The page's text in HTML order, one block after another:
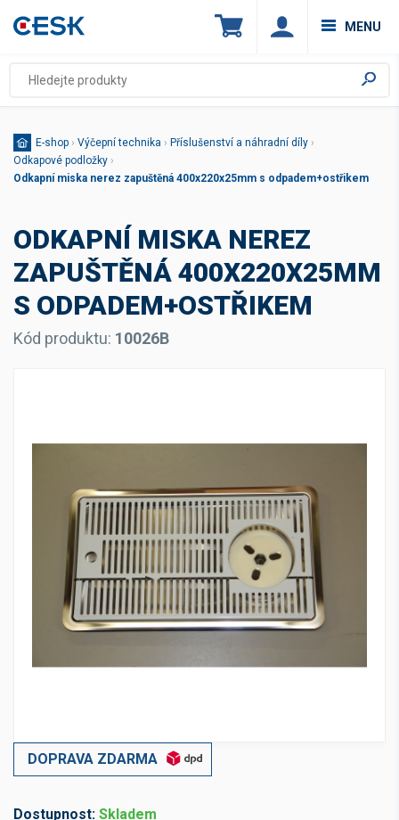
MENU
E-shop › Výčepní technika › Příslušenství a náhradní díly ›
Odkapové podložky ›
Odkapní miska nerez zapuštěná 400x220x25mm s odpadem+ostřikem
ODKAPNÍ MISKA NEREZ
ZAPUŠTĚNÁ 400X220X25MM
S ODPADEM+OSTŘIKEM
Kód produktu: 10026B
DOPRAVA ZDARMA
Dostupnost: Skladem